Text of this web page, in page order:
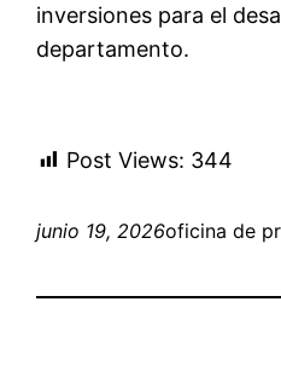
inversiones para el
departamento.
Post Views: 344
junio 19, 2026oficina de